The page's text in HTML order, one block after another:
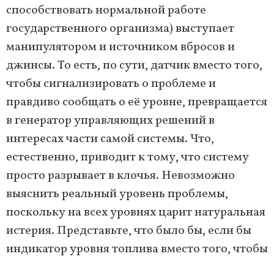
способствовать нормальной работе
государственного организма) выступает
манипулятором и источником вбросов и
джинсы. То есть, по сути, датчик вместо того,
чтобы сигнализировать о проблеме и
правдиво сообщать о её уровне, превращается
в генератор управляющих решений в
интересах части самой системы. Что,
естественно, приводит к тому, что систему
просто разрывает в клочья. Невозможно
выяснить реальный уровень проблемы,
поскольку на всех уровнях царит натуральная
истерия. Представьте, что было бы, если бы
индикатор уровня топлива вместо того, чтобы